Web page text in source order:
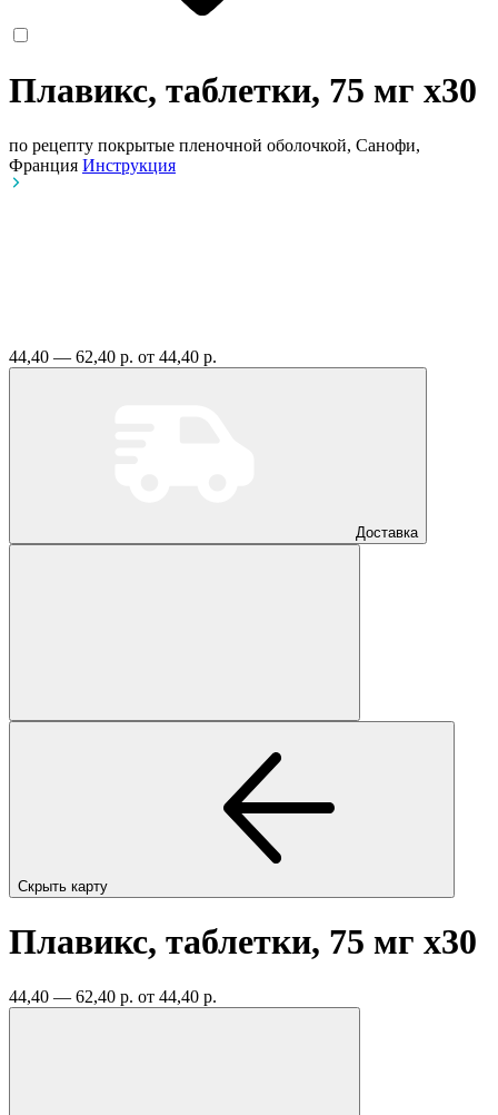
Плавикс, таблетки, 75 мг x30
по рецепту покрытые пленочной оболочкой, Санофи,
Франция Инструкция
44,40 — 62,40 р. от 44,40 р.
Доставка
Скрыть карту
Плавикс, таблетки, 75 мг x30
44,40 — 62,40 р. от 44,40 р.